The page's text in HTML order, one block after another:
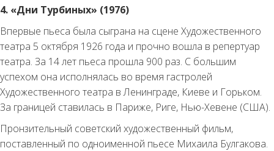
4. «Дни Турбиных» (1976)
Впервые пьеса была сыграна на сцене Художественного
театра 5 октября 1926 года и прочно вошла в репертуар
театра. За 14 лет пьеса прошла 900 раз. С большим
успехом она исполнялась во время гастролей
Художественного театра в Ленинграде, Киеве и Горьком.
За границей ставилась в Париже, Риге, Нью-Хевене (США).
Пронзительный советский художественный фильм,
поставленный по одноименной пьесе Михаила Булгакова.